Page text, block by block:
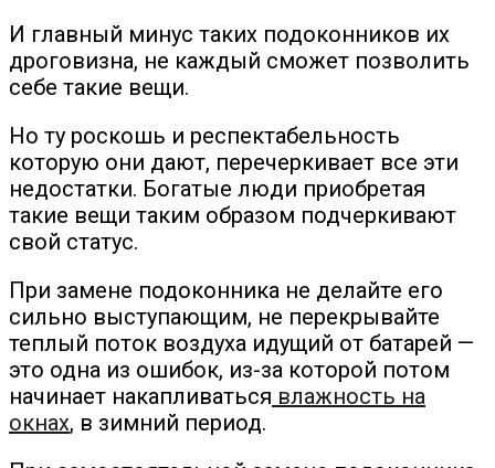
И главный минус таких подоконников их
дроговизна, не каждый сможет позволить
себе такие вещи.
Но ту роскошь и респектабельность
которую они дают, перечеркивает все эти
недостатки. Богатые люди приобретая
такие вещи таким образом подчеркивают
свой статус.
При замене подоконника не делайте его
сильно выступающим, не перекрывайте
теплый поток воздуха идущий от батарей —
это одна из ошибок, из-за которой потом
начинает накапливаться влажность на
окнах, в зимний период.